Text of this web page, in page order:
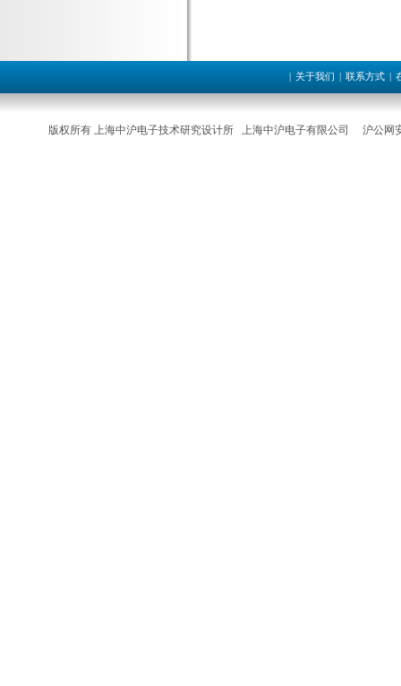
| 关于我们 | 联系方式 |
版权所有 上海中沪电子技术研究设计所 上海中沪电子有限公司 沪公网